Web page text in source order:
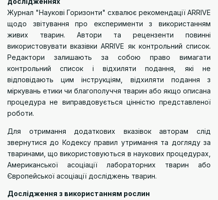
Журнал "Наукові Горизонти" схвалює рекомендації ARRIVE
щодо звітування про експерименти з використанням
живих тварин. Автори та рецензенти повинні
використовувативказівки ARRIVE як контрольний список.
Редактори залишають за собою право вимагати
контрольний список і відхиляти подання, які не
відповідають цим інструкціям, відхиляти подання з
міркувань етики чи благополуччя тварин або якщо описана
процедура не виправдовується цінністю представленої
роботи.
Для отримання додаткових вказівок авторам слід
звернутися до Кодексу правил утримання та догляду за
тваринами , що використовуються в наукових процедурах,
Американської асоціації лабораторних тварин або
Європейської асоціації досліджень тварин.
Дослідження з використанням рослин